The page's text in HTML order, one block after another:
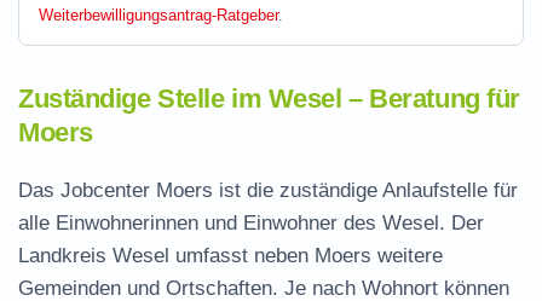
Weiterbewilligungsantrag-Ratgeber.
Zuständige Stelle im Wesel – Beratung für
Moers
Das Jobcenter Moers ist die zuständige Anlaufstelle für
alle Einwohnerinnen und Einwohner des Wesel. Der
Landkreis Wesel umfasst neben Moers weitere
Gemeinden und Ortschaften. Je nach Wohnort können